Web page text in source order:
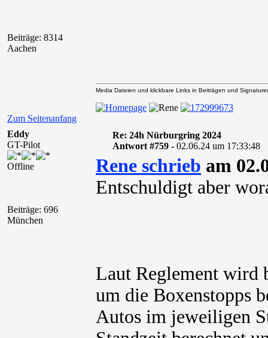
Beiträge: 8314
Aachen
Zum Seitenanfang
Media Dateien und klickbare Links in Beiträgen und
Eddy
GT-Pilot
Offline
Beiträge: 696
München
Re: 24h Nürburgring 2024
Antwort #759 - 02.06.24 um 17:33:48
Rene schrieb am
Entschuldigt aber
Laut Reglement wird
um die Boxenstopps
Autos im jeweiligen